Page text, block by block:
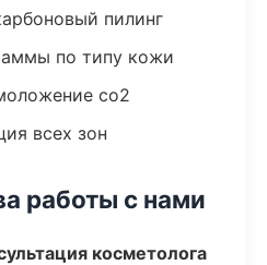
пилинг
по типу кожи
co2
всех зон
работы с нами
косметолога